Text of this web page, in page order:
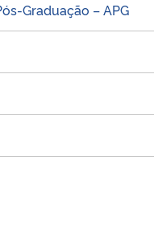
Graduação – APG